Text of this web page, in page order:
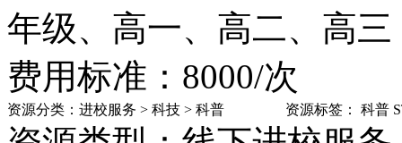
年级、高一、高二、高
费用标准：8000/次
资源分类： 进校服务 > 科技 > 科普 资源标签： 科普